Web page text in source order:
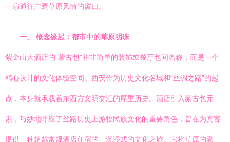
一扇通往广袤草原风情的窗口。
一、 概念缘起：都市中的草原明珠
紫金山大酒店的“蒙古包”并非简单的装饰或餐厅包间名称，而是一个
精心设计的文化体验空间。西安作为历史文化名城和“丝绸之路”的起
点，本身就承载着东西方文明交汇的厚重历史。酒店引入蒙古包元
素，巧妙地呼应了丝路历史上游牧民族文化的重要角色，旨在为宾客
提供一种超越常规酒店住宿的、沉浸式的文化之旅。它将草原的豪